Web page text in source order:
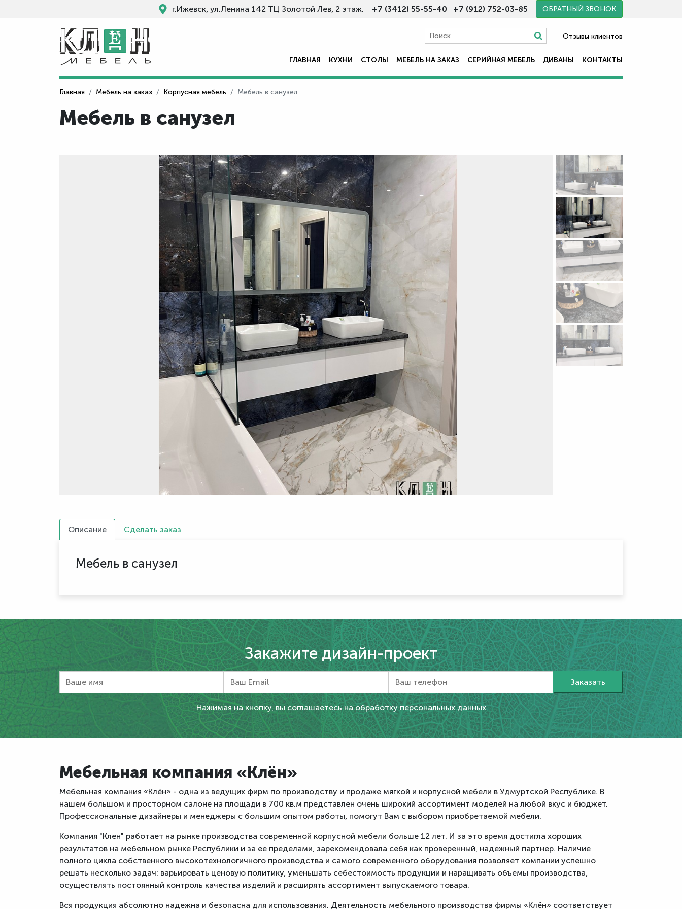
г.Ижевск, ул.Ленина 142 ТЦ Золотой Лев, 2 этаж. +7 (3412) 55-55-40 +7 (912) 752-03-85 ОБРАТНЫЙ ЗВОНОК
Отзывы клиентов
ГЛАВНАЯ КУХНИ СТОЛЫ МЕБЕЛЬ НА ЗАКАЗ СЕРИЙНАЯ МЕБЕЛЬ ДИВАНЫ КОНТАКТЫ
Главная Мебель на заказ Корпусная мебель Мебель в санузел
Мебель в санузел
Описание Сделать заказ
Мебель в санузел
Закажите дизайн-проект
Нажимая на кнопку, вы соглашаетесь на обработку персональных данных
Мебельная компания «Клён»
Мебельная компания «Клён» - одна из ведущих фирм по производству и продаже мягкой и корпусной мебели в Удмуртской Республике. В
нашем большом и просторном салоне на площади в 700 кв.м представлен очень широкий ассортимент моделей на любой вкус и бюджет.
Профессиональные дизайнеры и менеджеры с большим опытом работы, помогут Вам с выбором приобретаемой мебели.
Компания "Клен" работает на рынке производства современной корпусной мебели больше 12 лет. И за это время достигла хороших
результатов на мебельном рынке Республики и за ее пределами, зарекомендовала себя как проверенный, надежный партнер. Наличие
полного цикла собственного высокотехнологичного производства и самого современного оборудования позволяет компании успешно
решать несколько задач: варьировать ценовую политику, уменьшать себестоимость продукции и наращивать объемы производства,
осуществлять постоянный контроль качества изделий и расширять ассортимент выпускаемого товара.
Вся продукция абсолютно надежна и безопасна для использования. Деятельность мебельного производства фирмы «Клён» соответствует